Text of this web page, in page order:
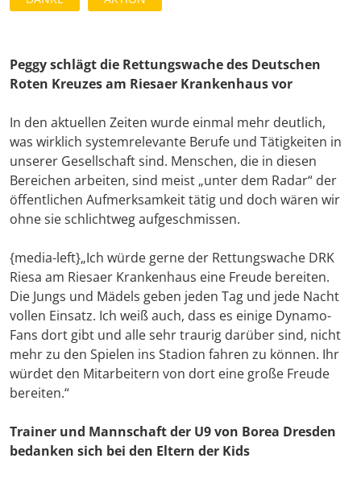
Peggy schlägt die Rettungswache des Deutschen
Roten Kreuzes am Riesaer Krankenhaus vor
In den aktuellen Zeiten wurde einmal mehr deutlich,
was wirklich systemrelevante Berufe und Tätigkeiten in
unserer Gesellschaft sind. Menschen, die in diesen
Bereichen arbeiten, sind meist „unter dem Radar“ der
öffentlichen Aufmerksamkeit tätig und doch wären wir
ohne sie schlichtweg aufgeschmissen.
{media-left}„Ich würde gerne der Rettungswache DRK
Riesa am Riesaer Krankenhaus eine Freude bereiten.
Die Jungs und Mädels geben jeden Tag und jede Nacht
vollen Einsatz. Ich weiß auch, dass es einige Dynamo-
Fans dort gibt und alle sehr traurig darüber sind, nicht
mehr zu den Spielen ins Stadion fahren zu können. Ihr
würdet den Mitarbeitern von dort eine große Freude
bereiten.“
Trainer und Mannschaft der U9 von Borea Dresden
bedanken sich bei den Eltern der Kids